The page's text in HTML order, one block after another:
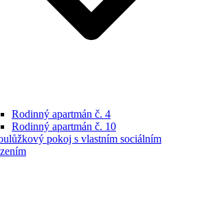
Rodinný apartmán č. 4
Rodinný apartmán č. 10
pokoj s vlastním sociálním